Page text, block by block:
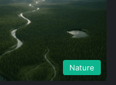
Nature